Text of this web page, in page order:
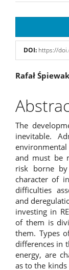
DOI: https://
Main
Article
Rafał
The
inevitable.
and must be
risk borne
character of
difficulties
and
investing in
of them is
them. Types
differences in
energy, are
as to the